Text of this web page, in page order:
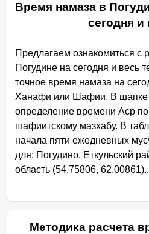
Время намаза в
сегодня и
Предлагаем ознакомиться с
Погудине на сегодня и весь
точное время намаза на
Ханафи или Шафии. В шапке
определение времени Аср
шафиитскому мазхабу. В
начала пяти ежедневных
для: Погудино, Еткульский
область (54.75806, 62.00861)..
Методика расчета